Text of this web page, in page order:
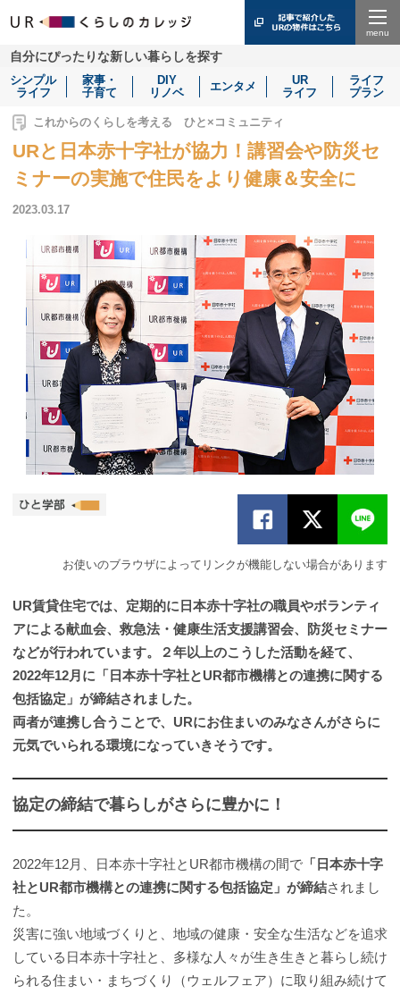
自分にぴったりな新しい暮らしを探す
シンプル
ライフ
家事・
子育て
DIY
リノベ
エンタメ
UR
ライフ
ライフ
プラン
これからのくらしを考える ひと×コミュニティ
URと日本赤十字社が協力！講習会や防災セ
ミナーの実施で住民をより健康＆安全に
2023.03.17
お使いのブラウザによってリンクが機能しない場合があります
UR賃貸住宅では、定期的に日本赤十字社の職員やボランティ
アによる献血会、救急法・健康生活支援講習会、防災セミナー
などが行われています。２年以上のこうした活動を経て、
2022年12月に「日本赤十字社とUR都市機構との連携に関する
包括協定」が締結されました。
両者が連携し合うことで、URにお住まいのみなさんがさらに
元気でいられる環境になっていきそうです。
協定の締結で暮らしがさらに豊かに！
2022年12月、日本赤十字社とUR都市機構の間で 「日本赤十字
社とUR都市機構との連携に関する包括協定」が締結されまし
た。
災害に強い地域づくりと、地域の健康・安全な生活などを追求
している日本赤十字社と、多様な人々が生き生きと暮らし続け
られる住まい・まちづくり（ウェルフェア）に取り組み続けて